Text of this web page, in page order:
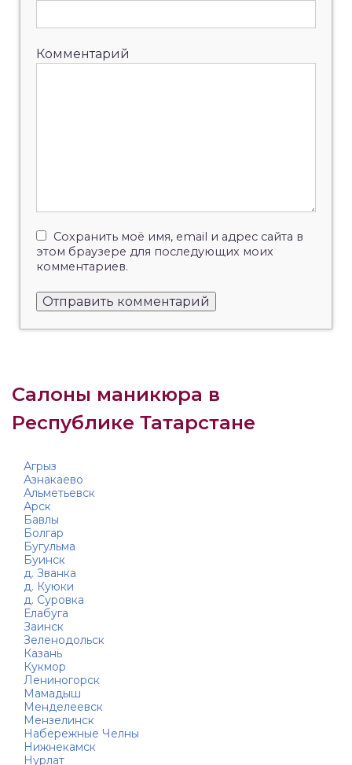
Комментарий
Сохранить моё имя, email и адрес сайта в
этом браузере для последующих моих
комментариев.
Салоны маникюра в
Республике Татарстане
Агрыз
Азнакаево
Альметьевск
Арск
Бавлы
Болгар
Бугульма
Буинск
д. Званка
д. Куюки
д. Суровка
Елабуга
Заинск
Зеленодольск
Казань
Кукмор
Лениногорск
Мамадыш
Менделеевск
Мензелинск
Набережные Челны
Нижнекамск
Нурлат